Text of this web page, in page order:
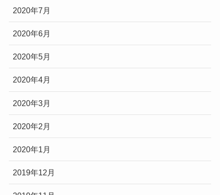
2020年7月
2020年6月
2020年5月
2020年4月
2020年3月
2020年2月
2020年1月
2019年12月